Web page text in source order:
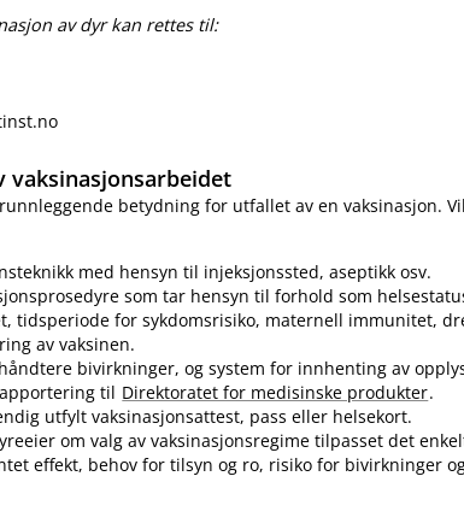
av dyr kan rettes til:
vaksinasjonsarbeidet
betydning for utfallet av en vaksinasjon.
med hensyn til injeksjonssted, aseptikk osv.
som tar hensyn til forhold som
tidsperiode for sykdomsrisiko, maternell immunitet,
av vaksinen.
bivirkninger, og system for innhenting av
til Direktoratet for medisinske produkter.
utfylt vaksinasjonsattest, pass eller helsekort.
om valg av vaksinasjonsregime tilpasset det
effekt, behov for tilsyn og ro, risiko for bivirkninger